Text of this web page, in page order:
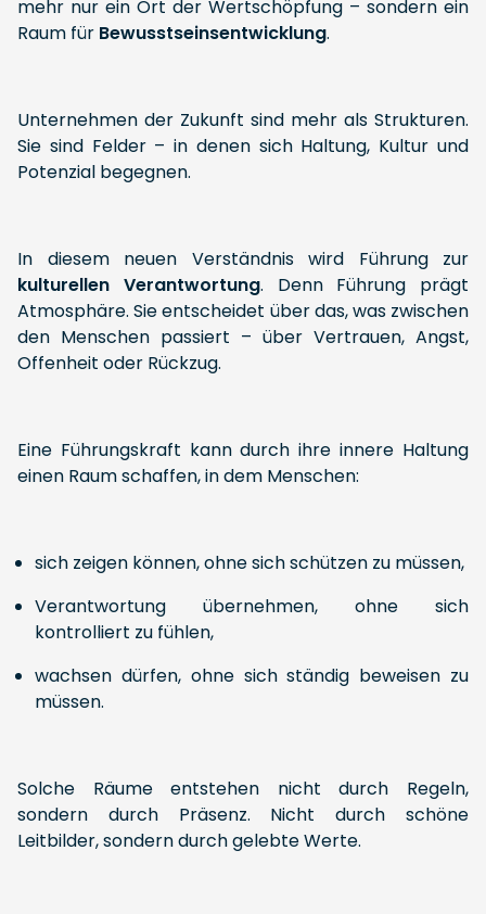
mehr nur ein Ort der Wertschöpfung – sondern ein
Raum für Bewusstseinsentwicklung.
Unternehmen der Zukunft sind mehr als Strukturen.
Sie sind Felder – in denen sich Haltung, Kultur und
Potenzial begegnen.
In diesem neuen Verständnis wird Führung zur
kulturellen Verantwortung. Denn Führung prägt
Atmosphäre. Sie entscheidet über das, was zwischen
den Menschen passiert – über Vertrauen, Angst,
Offenheit oder Rückzug.
Eine Führungskraft kann durch ihre innere Haltung
einen Raum schaffen, in dem Menschen:
sich zeigen können, ohne sich schützen zu müssen,
Verantwortung übernehmen, ohne sich
kontrolliert zu fühlen,
wachsen dürfen, ohne sich ständig beweisen zu
müssen.
Solche Räume entstehen nicht durch Regeln,
sondern durch Präsenz. Nicht durch schöne
Leitbilder, sondern durch gelebte Werte.